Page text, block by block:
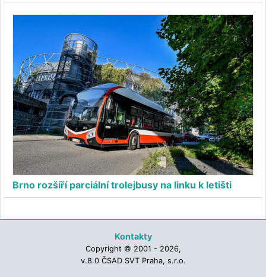
Brno rozšíří parciální trolejbusy na linku k letišti
Kontakty
Copyright © 2001 - 2026,
v.8.0 ČSAD SVT Praha, s.r.o.